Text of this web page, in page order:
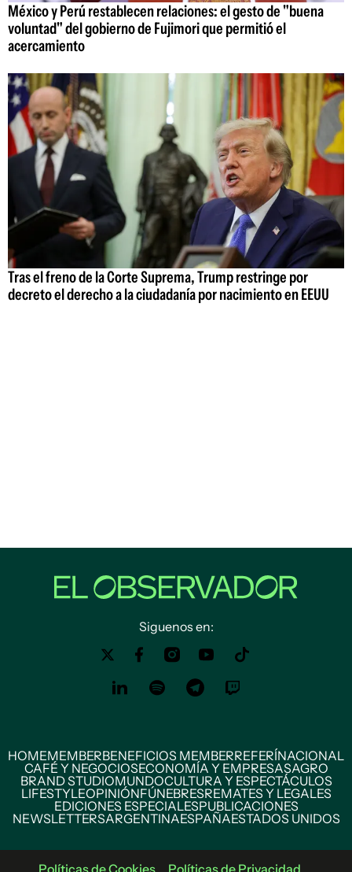
México y Perú restablecen relaciones: el gesto de "buena
voluntad" del gobierno de Fujimori que permitió el
acercamiento
Tras el freno de la Corte Suprema, Trump restringe por
decreto el derecho a la ciudadanía por nacimiento en EEUU
Siguenos en:
HOMEMEMBERBENEFICIOS MEMBERREFERÍNACIONAL
CAFÉ Y NEGOCIOSECONOMÍA Y EMPRESASAGRO
BRAND STUDIOMUNDOCULTURA Y ESPECTÁCULOS
LIFESTYLEOPINIÓNFÚNEBRESREMATES Y LEGALES
EDICIONES ESPECIALESPUBLICACIONES
NEWSLETTERSARGENTINAESPAÑAESTADOS UNIDOS
Políticas de Cookies Políticas de Privacidad